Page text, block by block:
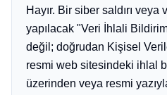
Hayır. Bir siber saldırı veya
yapılacak "Veri İhlali
değil; doğrudan Kişisel
resmi web sitesindeki ihlal
üzerinden veya resmi